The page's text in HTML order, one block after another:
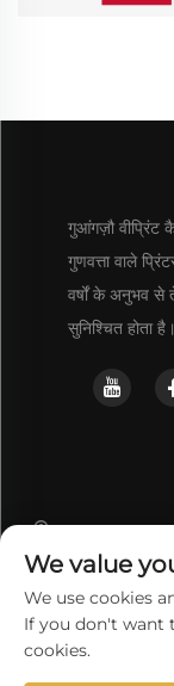
गुआंगज़ौ वीप्रिंट
गुणवत्ता वाले
वर्षों के अनुभव
सुनिश्चित होता
रूम 257, एफ3,
We value
We use cookies
If you don't want
cookies.